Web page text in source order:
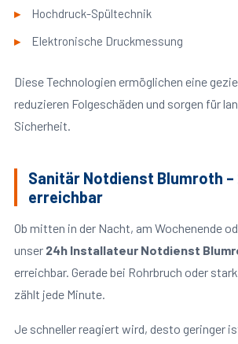
Hochdruck-Spültechnik
Elektronische Druckmessung
Diese Technologien ermöglichen eine
reduzieren Folgeschäden und sorgen für
Sicherheit.
Sanitär Notdienst Blumroth –
erreichbar
Ob mitten in der Nacht, am Wochenende
unser 24h Installateur Notdienst
erreichbar. Gerade bei Rohrbruch oder
zählt jede Minute.
Je schneller reagiert wird, desto geringer